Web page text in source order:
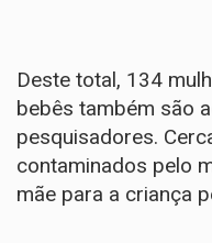
Deste total, 134
bebês também são
pesquisadores.
contaminados pelo
mãe para a criança